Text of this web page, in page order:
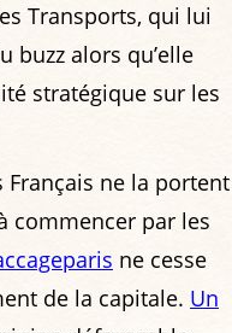
Transports, qui lui
buzz alors qu’elle
stratégique sur les
Français ne la portent
commencer par les
ne cesse
de la capitale. Un